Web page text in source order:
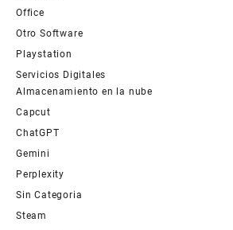
Office
Otro Software
Playstation
Servicios Digitales
Almacenamiento en la nube
Capcut
ChatGPT
Gemini
Perplexity
Sin Categoria
Steam